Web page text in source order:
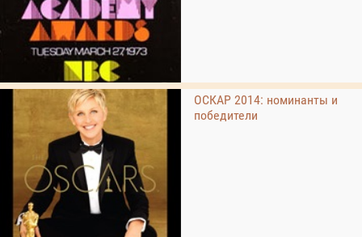
ОСКАР 2014: номинанты и
победители